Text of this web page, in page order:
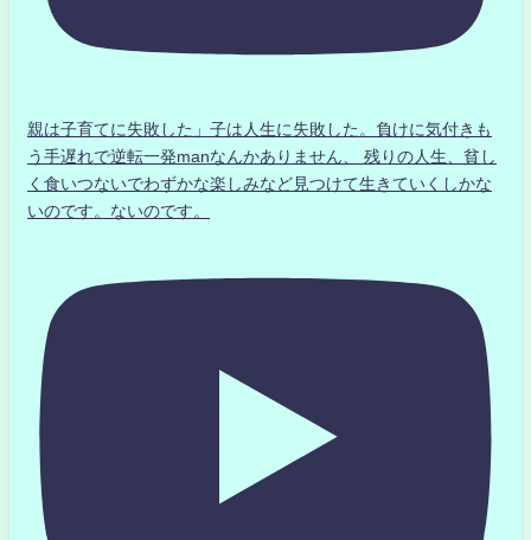
親は子育てに失敗した」子は人生に失敗した。負けに気付きも
う手遅れで逆転一発manなんかありません、 残りの人生、貧し
く食いつないでわずかな楽しみなど見つけて生きていくしかな
いのです。ないのです。